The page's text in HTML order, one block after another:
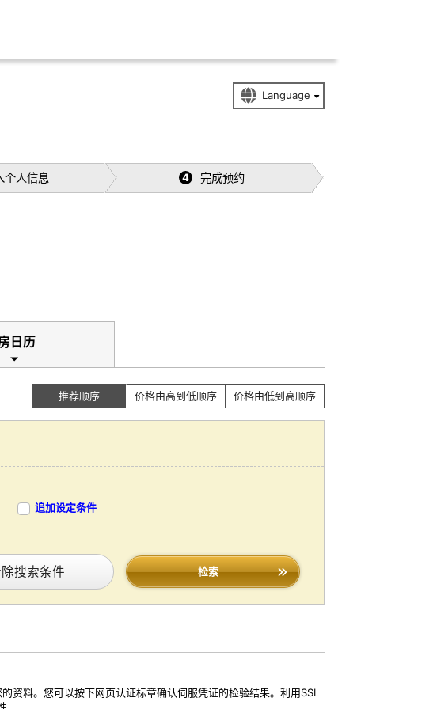
个人信息 4 完成预约
日历
推荐顺序 价格由高到低顺序 价格由低到高顺序
追加设定条件
搜索条件 检索
资料。您可以按下网页认证标章确认伺服凭证的检验结果。利用SSL